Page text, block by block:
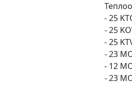
- 25
- 25
- 25
- 23
- 12
- 23